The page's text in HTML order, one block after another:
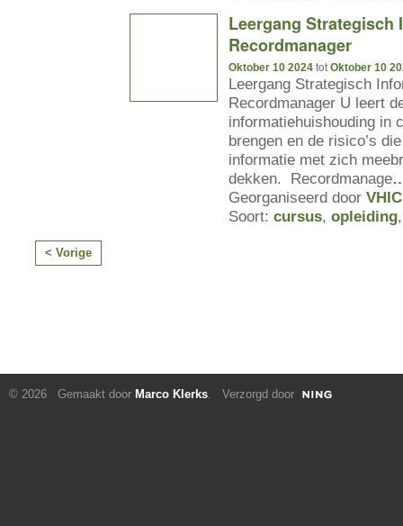
Leergang Strategisch
Recordmanager
Oktober 10 2024 totOktober 10
Leergang Strategisch
Recordmanager U leert
informatiehuishouding in
brengen en de risico’s
informatie met zich
dekken. Recordmanage
Georganiseerd door
Soort: cursus, opleiding
< Vorige
© 2026 Gemaakt door Marco Klerks . Verzorgd door